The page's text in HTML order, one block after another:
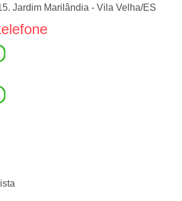
Jardim Marilândia - Vila Velha/ES